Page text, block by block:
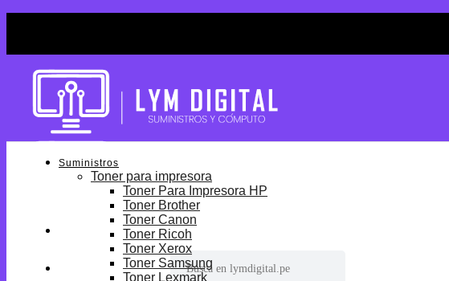
Buscar
por:
Suministros
Toner para impresora
Toner Para Impresora HP
Toner Brother
Toner Canon
Toner Ricoh
Toner Xerox
Toner Samsung
Toner Lexmark